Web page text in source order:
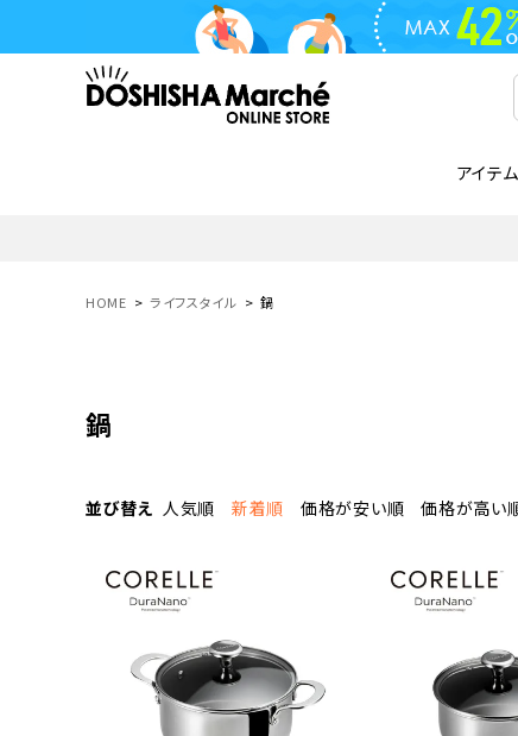
アイテム
クールケア用品
オンドゾーン
送
領収書について
HOME ライフスタイル 鍋
鍋
並び替え 人気順 新着順 価格が安い順 価格が高い